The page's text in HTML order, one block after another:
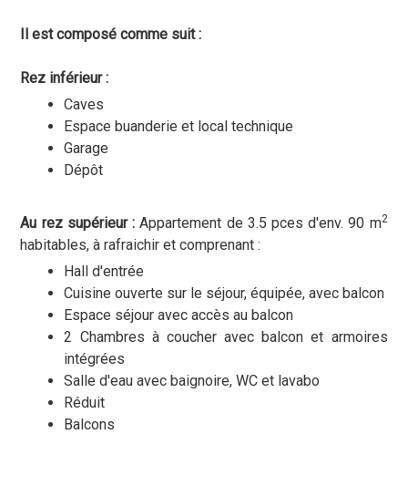
Il est composé comme suit :
Rez inférieur :
Caves
Espace buanderie et local technique
Garage
Dépôt
Au rez supérieur :Appartement de 3.5 pces d'env. 90 m2
habitables, à rafraichir et comprenant :
Hall d'entrée
Cuisine ouverte sur le séjour, équipée, avec balcon
Espace séjour avec accès au balcon
2 Chambres à coucher avec balcon et armoires
intégrées
Salle d'eau avec baignoire, WC et lavabo
Réduit
Balcons